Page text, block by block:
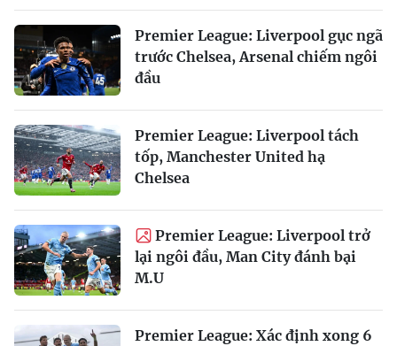
Premier League: Liverpool gục ngã
trước Chelsea, Arsenal chiếm ngôi
đầu
Premier League: Liverpool tách
tốp, Manchester United hạ
Chelsea
Premier League: Liverpool trở
lại ngôi đầu, Man City đánh bại
M.U
Premier League: Xác định xong 6